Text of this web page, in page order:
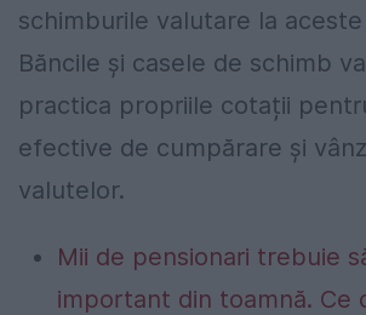
schimburile valutare la
Băncile și casele de schimb
practica propriile cotații
efective de cumpărare și
valutelor.
Mii de pensionari trebuie
important din toamnă. Ce